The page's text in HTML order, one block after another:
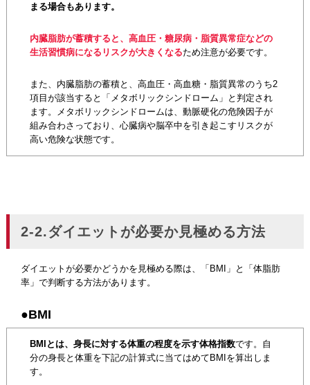
まる場合もあります。
内臓脂肪が蓄積すると、高血圧・糖尿病・脂質異常症などの
生活習慣病になるリスクが大きくなるため注意が必要です。
また、内臓脂肪の蓄積と、高血圧・高血糖・脂質異常のうち2
項目が該当すると「メタボリックシンドローム」と判定され
ます。メタボリックシンドロームは、動脈硬化の危険因子が
組み合わさっており、心臓病や脳卒中を引き起こすリスクが
高い危険な状態です。
2-2.ダイエットが必要か見極める方法
ダイエットが必要かどうかを見極める際は、「BMI」と「体脂肪
率」で判断する方法があります。
●BMI
BMIとは、身長に対する体重の程度を示す体格指数です。自
分の身長と体重を下記の計算式に当てはめてBMIを算出しま
す。